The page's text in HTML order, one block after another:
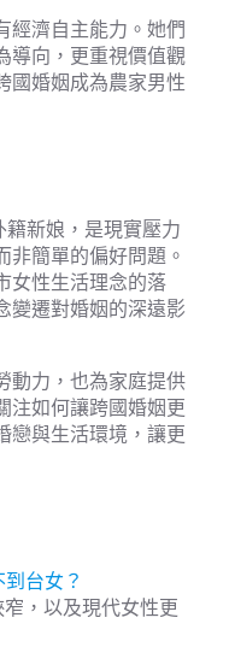
經濟自主能力。她們
導向，更重視價值觀
國婚姻成為農家男性
新娘，是現實壓力
非簡單的偏好問題。
女性生活理念的落
變遷對婚姻的深遠影
動力，也為家庭提供
注如何讓跨國婚姻更
戀與生活環境，讓更
台女？
，以及現代女性更